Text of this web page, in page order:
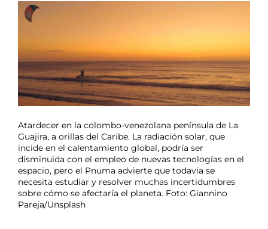
Atardecer en la colombo-venezolana península de La
Guajira, a orillas del Caribe. La radiación solar, que
incide en el calentamiento global, podría ser
disminuida con el empleo de nuevas tecnologías en el
espacio, pero el Pnuma advierte que todavía se
necesita estudiar y resolver muchas incertidumbres
sobre cómo se afectaría el planeta. Foto: Giannino
Pareja/Unsplash